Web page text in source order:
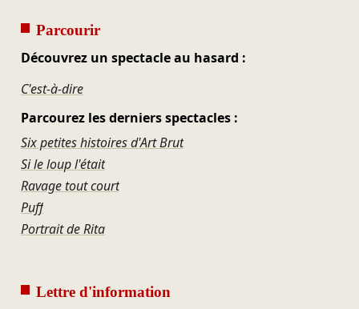
Parcourir
Découvrez un spectacle au hasard :
C'est-à-dire
Parcourez les derniers spectacles :
Six petites histoires d'Art Brut
Si le loup l'était
Ravage tout court
Puff
Portrait de Rita
Lettre d'information